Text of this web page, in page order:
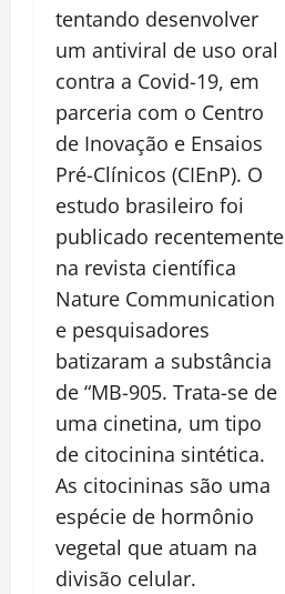
tentando desenvolver
um antiviral de uso oral
contra a Covid-19, em
parceria com o Centro
de Inovação e Ensaios
Pré-Clínicos (CIEnP). O
estudo brasileiro foi
publicado recentemente
na revista científica
Nature Communication
e pesquisadores
batizaram a substância
de “MB-905. Trata-se de
uma cinetina, um tipo
de citocinina sintética.
As citocininas são uma
espécie de hormônio
vegetal que atuam na
divisão celular.